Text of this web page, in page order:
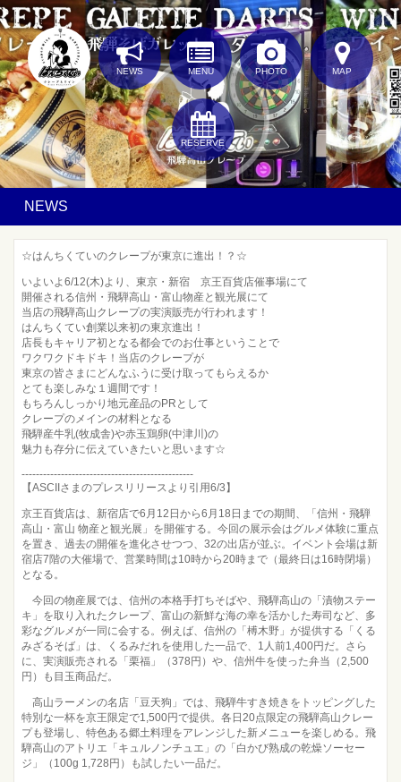
NEWS MENU PHOTO MAP
RESERVE
NEWS
☆はんちくていのクレープが東京に進出！？☆
いよいよ6/12(木)より、東京・新宿 京王百貨店催事場にて
開催される信州・飛騨高山・富山物産と観光展にて
当店の飛騨高山クレープの実演販売が行われます！
はんちくてい創業以来初の東京進出！
店長もキャリア初となる都会でのお仕事ということで
ワクワクドキドキ！当店のクレープが
東京の皆さまにどんなふうに受け取ってもらえるか
とても楽しみな１週間です！
もちろんしっかり地元産品のPRとして
クレープのメインの材料となる
飛騨産牛乳(牧成舎)や赤玉鶏卵(中津川)の
魅力も存分に伝えていきたいと思います☆
------------------------------------------------
【ASCIIさまのプレスリリースより引用6/3】
京王百貨店は、新宿店で6月12日から6月18日までの期間、「信州・飛騨
高山・富山 物産と観光展」を開催する。今回の展示会はグルメ体験に重点
を置き、過去の開催を進化させつつ、32の出店が並ぶ。イベント会場は新
宿店7階の大催場で、営業時間は10時から20時まで（最終日は16時閉場）
となる。
今回の物産展では、信州の本格手打ちそばや、飛騨高山の「漬物ステー
キ」を取り入れたクレープ、富山の新鮮な海の幸を活かした寿司など、多
彩なグルメが一同に会する。例えば、信州の「榑木野」が提供する「くる
みざるそば」は、くるみだれを使用した一品で、1人前1,400円だ。さら
に、実演販売される「栗福」（378円）や、信州牛を使った弁当（2,500
円）も目玉商品だ。
高山ラーメンの名店「豆天狗」では、飛騨牛すき焼きをトッピングした
特別な一杯を京王限定で1,500円で提供。各日20点限定の飛騨高山クレー
プも登場し、特色ある郷土料理をアレンジした新メニューを楽しめる。飛
騨高山のアトリエ「キュルノンチュエ」の「白かび熟成の乾燥ソーセー
ジ」（100g 1,728円）も試したい一品だ。